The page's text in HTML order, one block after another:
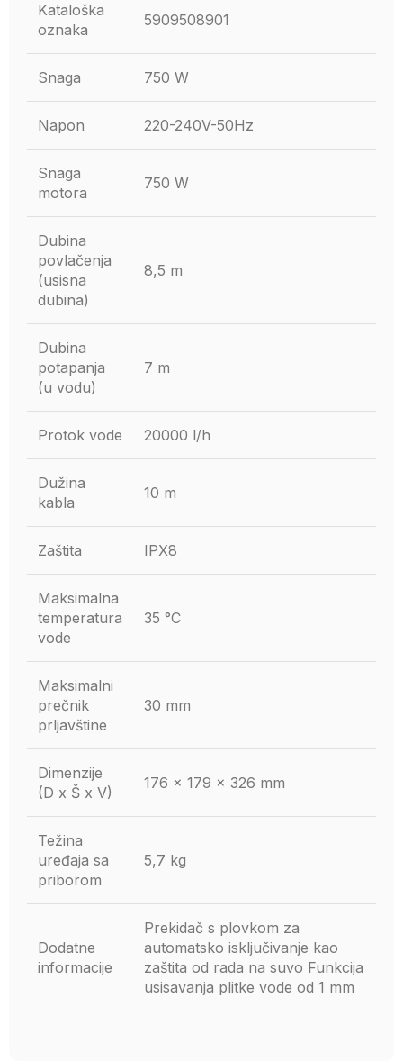
Kataloška
oznaka
5909508901
Snaga 750 W
Napon 220-240V-50Hz
Snaga
motora
750 W
Dubina
povlačenja
(usisna
dubina)
8,5 m
Dubina
potapanja
(u vodu)
7 m
Protok vode 20000 l/h
Dužina
kabla
10 m
Zaštita IPX8
Maksimalna
temperatura
vode
35 °C
Maksimalni
prečnik
prljavštine
30 mm
Dimenzije
(D x Š x V)
176 x 179 x 326 mm
Težina
uređaja sa
priborom
5,7 kg
Dodatne
informacije
Prekidač s plovkom za
automatsko isključivanje kao
zaštita od rada na suvo Funkcija
usisavanja plitke vode od 1 mm